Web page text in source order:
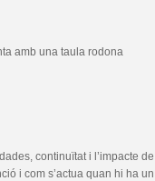
amb una taula rodona
continuïtat i l’impacte de
i com s’actua quan hi ha un